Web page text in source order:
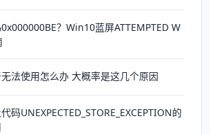
？Win10蓝屏ATTEMPTED W
法使用怎么办 大概率是这几个原因
码UNEXPECTED_STORE_EXCEPTION的